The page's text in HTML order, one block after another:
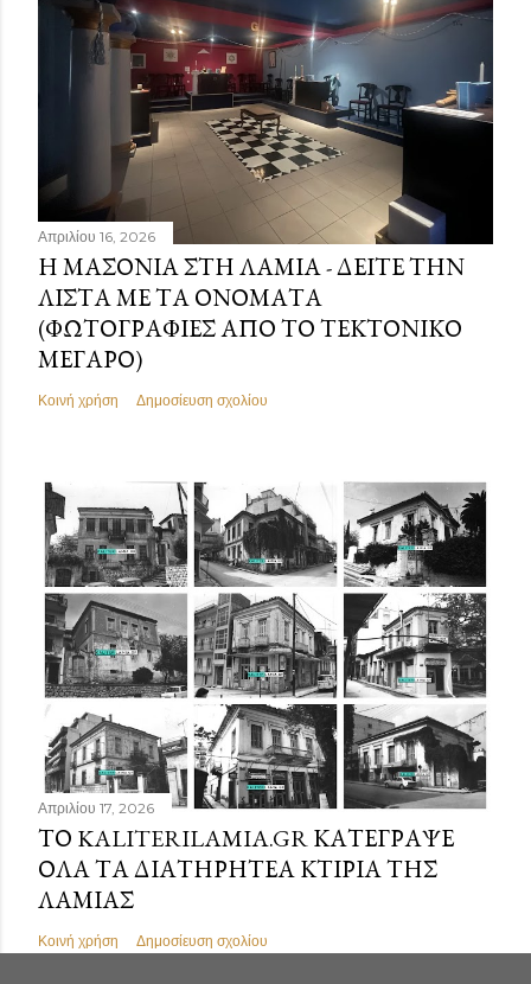
Απριλίου 16, 2026
Η ΜΑΣΟΝΊΑ ΣΤΗ ΛΑΜΊΑ - ΔΕΊΤΕ ΤΗΝ
ΛΊΣΤΑ ΜΕ ΤΑ ΟΝΌΜΑΤΑ
(ΦΩΤΟΓΡΑΦΊΕΣ ΑΠΌ ΤΟ ΤΕΚΤΟΝΙΚΌ
ΜΈΓΑΡΟ)
Κοινή χρήση Δημοσίευση σχολίου
Απριλίου 17, 2026
ΤΟ KALITERILAMIA.GR ΚΑΤΈΓΡΑΨΕ
ΌΛΑ ΤΑ ΔΙΑΤΗΡΗΤΈΑ ΚΤΊΡΙΑ ΤΗΣ
ΛΑΜΊΑΣ
Κοινή χρήση Δημοσίευση σχολίου